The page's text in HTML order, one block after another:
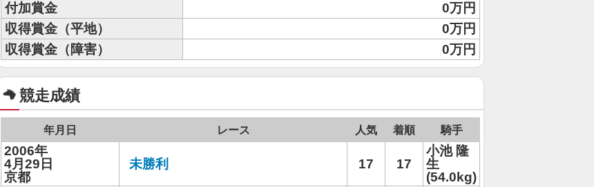
付加賞金
0万円
収得賞金（平地）
0万円
収得賞金（障害）
0万円
競走成績
年月日 レース 人気 着順 騎手
2006年
4月29日
京都
未勝利 17 17
小池 隆
生
(54.0kg)